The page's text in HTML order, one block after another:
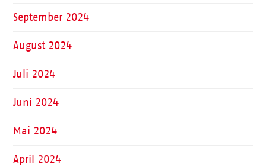
September 2024
August 2024
Juli 2024
Juni 2024
Mai 2024
April 2024